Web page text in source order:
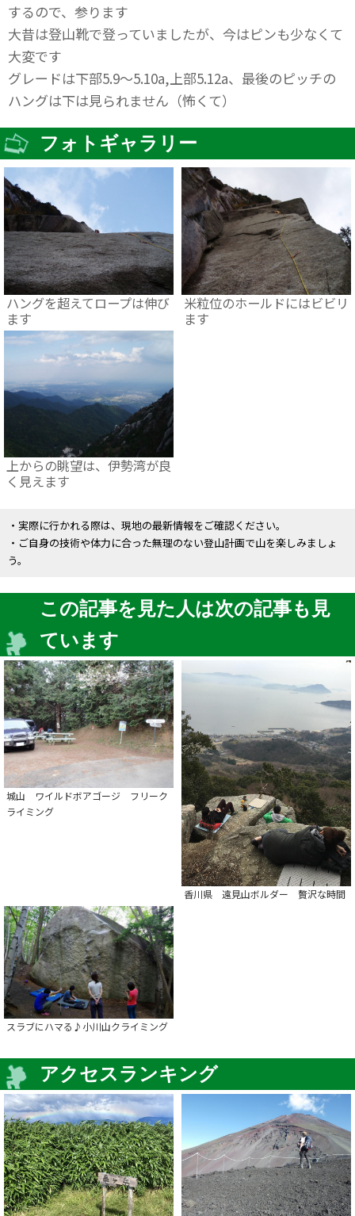
するので、参ります
大昔は登山靴で登っていましたが、今はピンも少なくて
大変です
グレードは下部5.9～5.10a,上部5.12a、最後のピッチの
ハングは下は見られません（怖くて）
フォトギャラリー
ハングを超えてロープは伸び
ます
米粒位のホールドにはビビリ
ます
上からの眺望は、伊勢湾が良
く見えます
・実際に行かれる際は、現地の最新情報をご確認ください。
・ご自身の技術や体力に合った無理のない登山計画で山を楽しみましょ
う。
この記事を見た人は次の記事も見
ています
城山 ワイルドボアゴージ フリーク
ライミング
香川県 遠見山ボルダー 贅沢な時間
スラブにハマる♪小川山クライミング
アクセスランキング